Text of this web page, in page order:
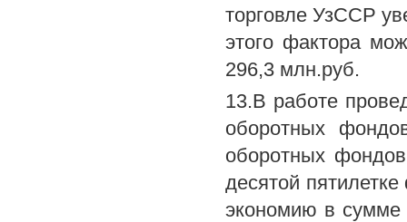
торговле УзССР
этого фактора
296,3 млн.руб.
13.В работе
оборотных
оборотных
десятой
экономию в сумме